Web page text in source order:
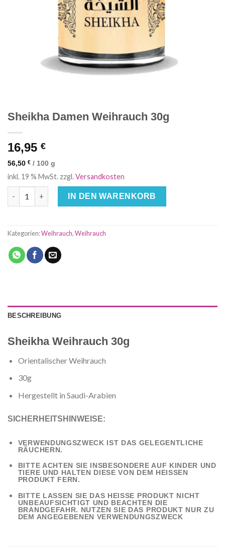
Sheikha Damen Weihrauch 30g
16,95 €
56,50 € / 100 g
inkl. 19 % MwSt. zzgl.Versandkosten
Sheikha Damen Weihrauch 30g Menge
IN DEN WARENKORB
Kategorien:Weihrauch,Weihrauch
BESCHREIBUNG
Sheikha Weihrauch 30g
Orientalischer Weihrauch
30g
Hergestellt in Saudi-Arabien
SICHERHEITSHINWEISE:
VERWENDUNGSZWECK IST DAS GELEGENTLICHE
RÄUCHERN.
BITTE ACHTEN SIE INSBESONDERE AUF KINDER UND
TIERE UND HALTEN DIESE VON DEM HEISSEN P
RODUKT FERN.
BITTE LASSEN SIE DAS HEISSE PRODUKT NICHT U
NBEAUFSICHTIGT UND BEACHTEN DIE B
RANDGEFAHR. NUTZEN SIE DAS PRODUKT NUR ZU D
EM ANGEGEBENEN VERWENDUNGSZWECK